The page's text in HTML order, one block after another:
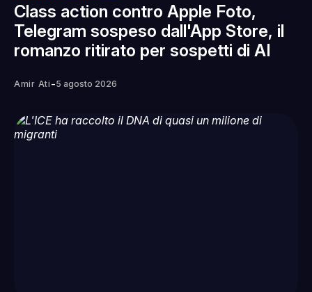
Class action contro Apple Foto,
Telegram sospeso dall'App Store, il
romanzo ritirato per sospetti di AI
Amir Ati -5 agosto 2026